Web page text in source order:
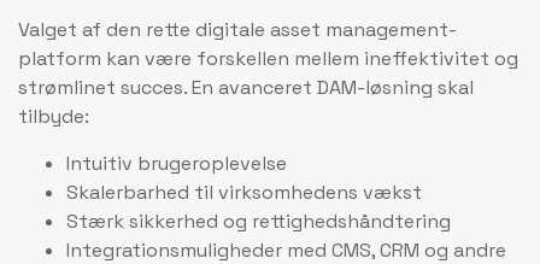
Valget af den rette digitale asset management-
platform kan være forskellen mellem ineffektivitet og
strømlinet succes. En avanceret DAM-løsning skal
tilbyde:
Intuitiv brugeroplevelse
Skalerbarhed til virksomhedens vækst
Stærk sikkerhed og rettighedshåndtering
Integrationsmuligheder med CMS, CRM og andre